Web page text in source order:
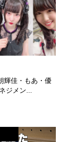
輝佳・もあ・優
ジメン...